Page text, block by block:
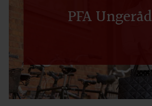
PFA Ungeråd